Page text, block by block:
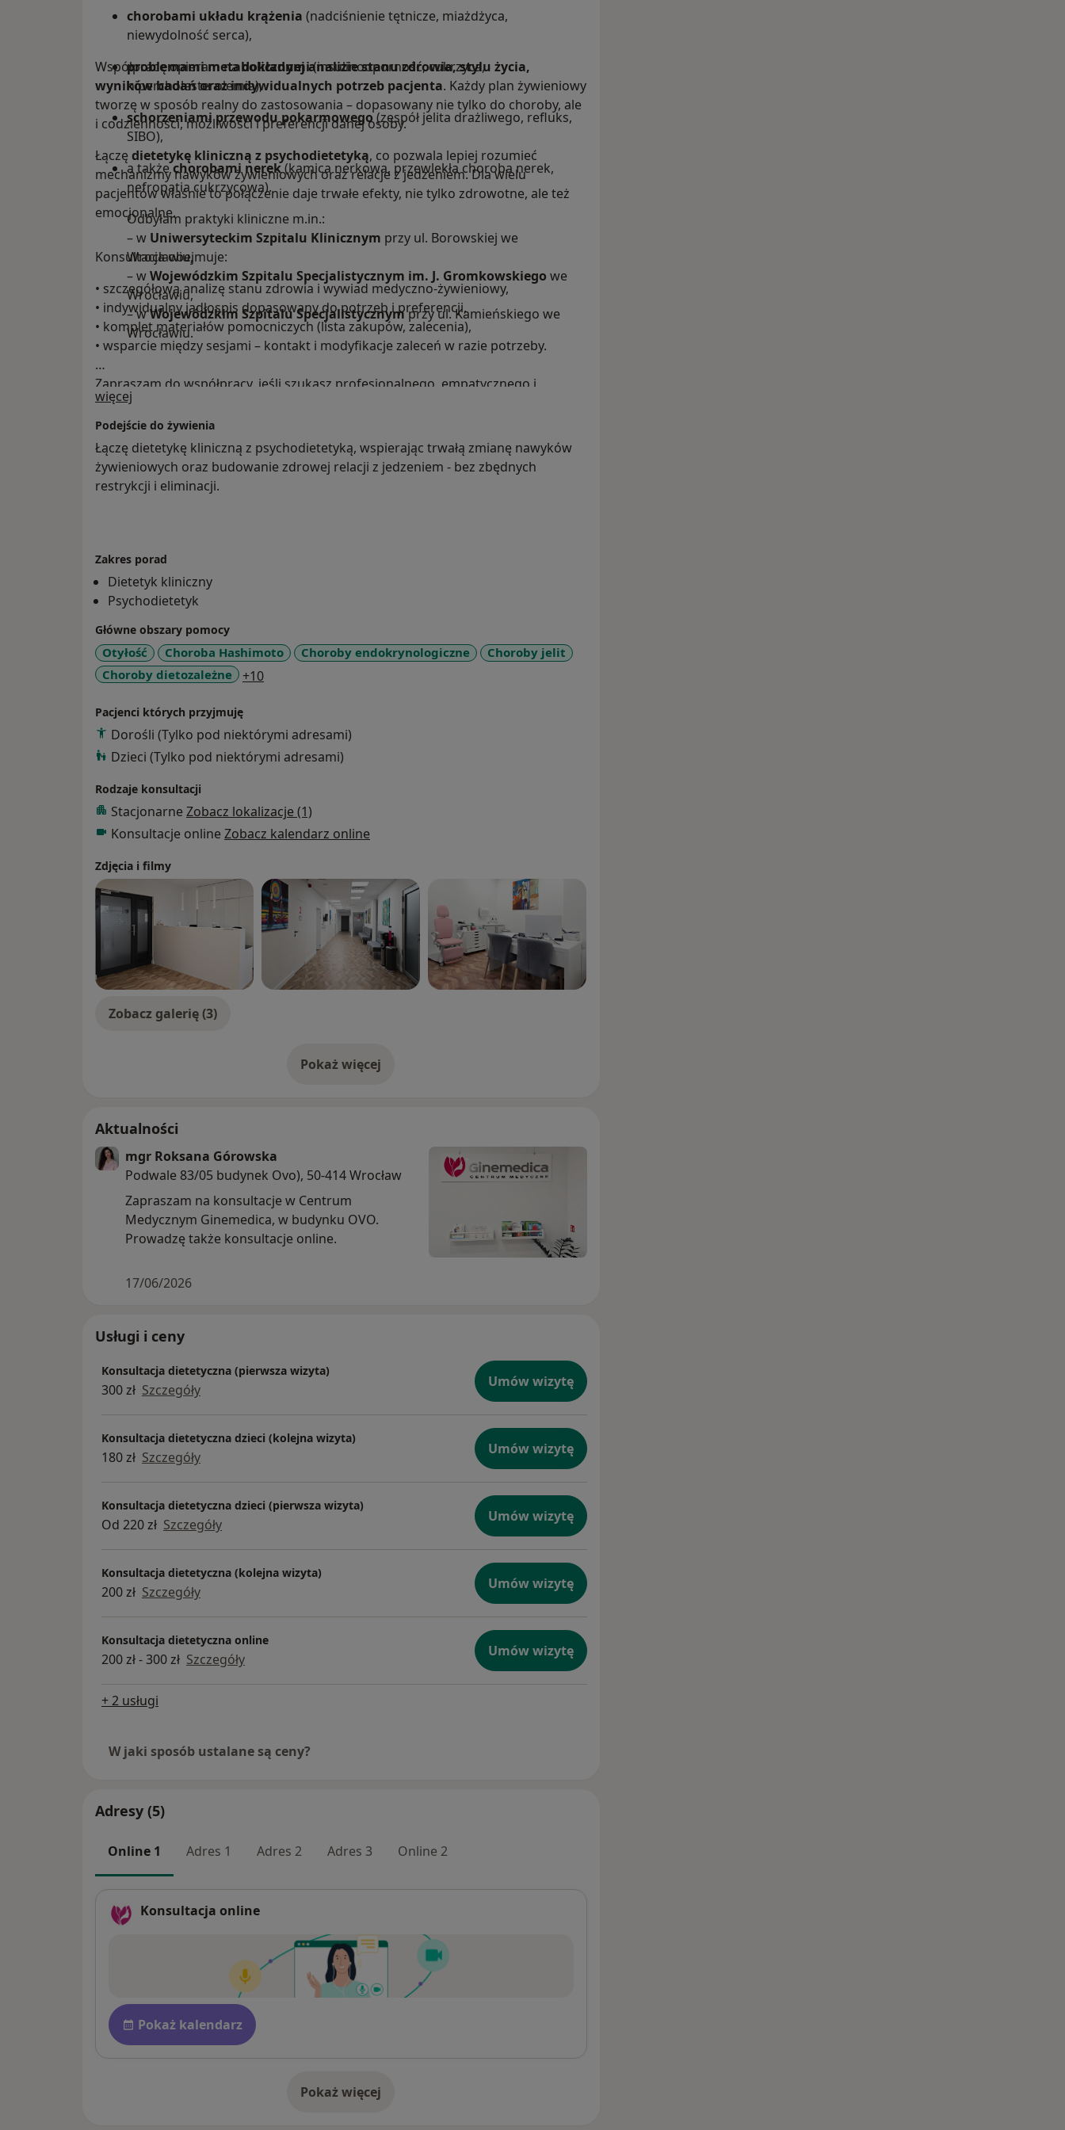
chorobami układu krążenia (nadciśnienie tętnicze, miażdżyca,
niewydolność serca),
problemami metabolicznymi(insulinooporność, cukrzyca,
hipercholesterolemia),
schorzeniami przewodu pokarmowego(zespół jelita drażliwego, refluks,
SIBO),
a takżechorobami nerek(kamica nerkowa, przewlekła choroba nerek,
nefropatia cukrzycowa).
Odbyłam praktyki kliniczne m.in.:
– w Uniwersyteckim Szpitalu Klinicznym przy ul. Borowskiej we
Wrocławiu,
– wWojewódzkim Szpitalu Specjalistycznym im. J. Gromkowskiego we
Wrocławiu,
– wWojewódzkim Szpitalu Specjalistycznymprzy ul. Kamieńskiego we
Wrocławiu.
Współpracę opieram nadokładnej analizie stanu zdrowia, stylu życia,
wyników badań oraz indywidualnych potrzeb pacjenta. Każdy plan żywieniowy
tworzę w sposób realny do zastosowania – dopasowany nie tylko do choroby, ale
i codzienności, możliwości i preferencji danej osoby.
Łączę dietetykę kliniczną z psychodietetyką, co pozwala lepiej rozumieć
mechanizmy nawyków żywieniowych oraz relacje z jedzeniem. Dla wielu
pacjentów właśnie to połączenie daje trwałe efekty, nie tylko zdrowotne, ale też
emocjonalne.
Konsultacja obejmuje:
• szczegółową analizę stanu zdrowia i wywiad medyczno‑żywieniowy,
• indywidualny jadłospis dopasowany do potrzeb i preferencji,
• komplet materiałów pomocniczych (lista zakupów, zalecenia),
• wsparcie między sesjami – kontakt i modyfikacje zaleceń w razie potrzeby.
Zapraszam do współpracy, jeśli szukasz profesjonalnego, empatycznego i
dopasowanego do Ciebie podejścia.
więcej
Podejście do żywienia
Łączę dietetykę kliniczną z psychodietetyką, wspierając trwałą zmianę nawyków
żywieniowych oraz budowanie zdrowej relacji z jedzeniem - bez zbędnych
restrykcji i eliminacji.
Zakres porad
Dietetyk kliniczny
Psychodietetyk
Główne obszary pomocy
Otyłość Choroba Hashimoto Choroby endokrynologiczne
Choroby jelit
Choroby dietozależne
+10a11y_sr_more_diseases
Pacjenci których przyjmuję
Dorośli (Tylko pod niektórymi adresami)
Dzieci (Tylko pod niektórymi adresami)
Rodzaje konsultacji
Stacjonarne Zobacz lokalizacje (1)
Konsultacje online Zobacz kalendarz online
Zdjęcia i filmy
Zobacz galerię (3)
Pokaż więcejo doświadczeniu
Aktualności
mgr Roksana Górowska
Podwale 83/05 budynek Ovo), 50-414 Wrocław
Zapraszam na konsultacje w Centrum
Medycznym Ginemedica, w budynku OVO.
Prowadzę także konsultacje online.
17/06/2026
Usługi i ceny
Konsultacja dietetyczna (pierwsza wizyta)
300 zł Szczegóły Umów wizytę
Konsultacja dietetyczna dzieci (kolejna wizyta)
180 zł Szczegóły Umów wizytę
Konsultacja dietetyczna dzieci (pierwsza wizyta)
Od 220 zł Szczegóły Umów wizytę
Konsultacja dietetyczna (kolejna wizyta)
200 zł Szczegóły Umów wizytę
Konsultacja dietetyczna online
200 zł - 300 zł Szczegóły Umów wizytę
+ 2 usługi
W jaki sposób ustalane są ceny?
Adresy (5)
Online 1 Adres 1 Adres 2 Adres 3 Online 2
Konsultacja online
Dostępność
Pokaż kalendarz
Pokaż więcej
o adresie